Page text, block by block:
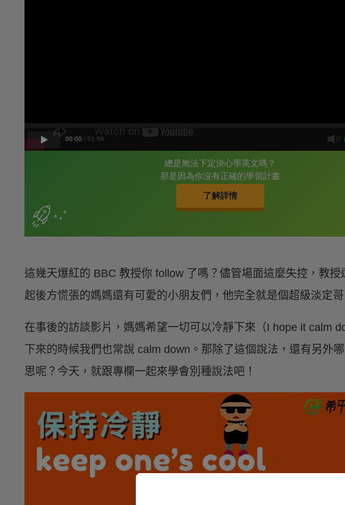
這幾天爆紅的 BBC 教授你 follow 了嗎？儘管場面這麼失控，教
起後方慌張的媽媽還有可愛的小朋友們，他完全就是個超級淡定哥
在事後的訪談影片，媽媽希望一切可以冷靜下來（I hope it calm
下來的時候我們也常說 calm down。那除了這個說法，還有另外
思呢？今天，就跟專欄一起來學會別種說法吧！